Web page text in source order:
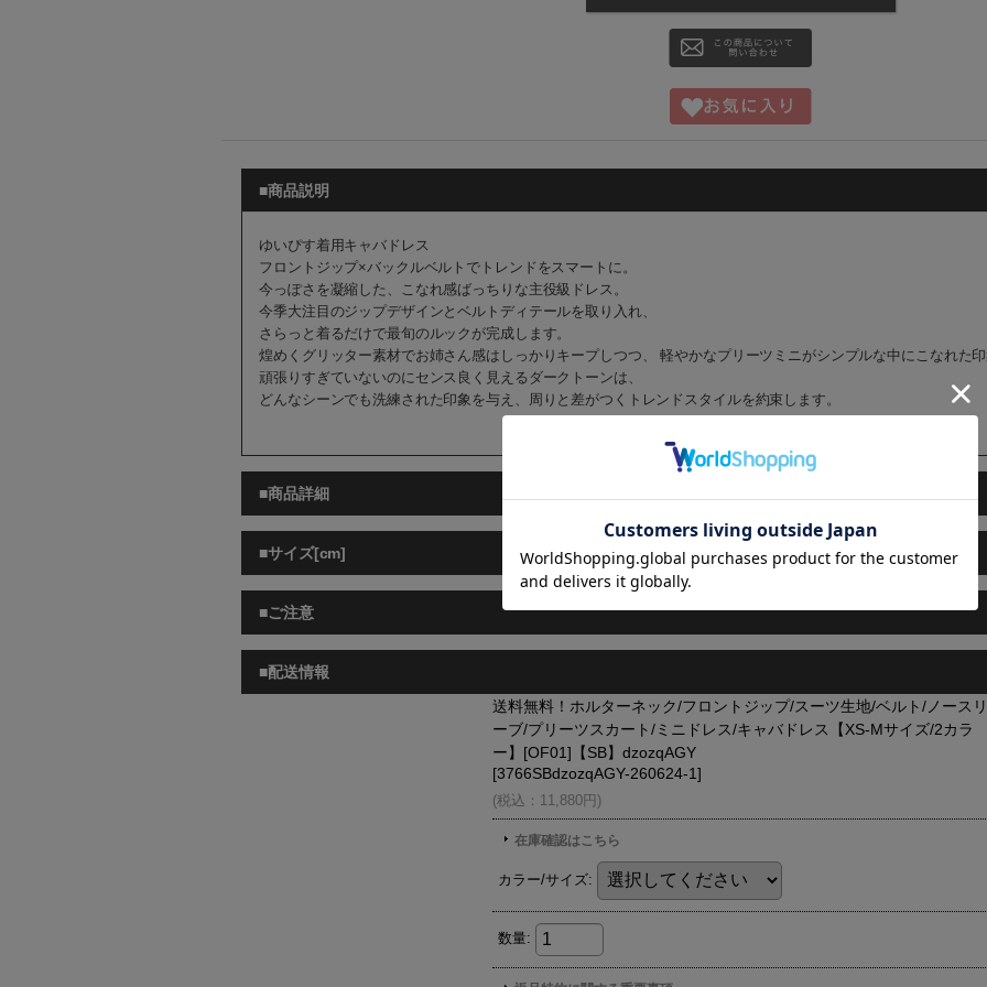
■商品説明
ゆいぴす着用キャバドレス
フロントジップ×バックルベルトでトレンドをスマートに。
今っぽさを凝縮した、こなれ感ばっちりな主役級ドレス。
今季大注目のジップデザインとベルトディテールを取り入れ、
さらっと着るだけで最旬のルックが完成します。
煌めくグリッター素材でお姉さん感はしっかりキープしつつ、 軽やかなプリーツミニがシンプルな中にこなれた印
頑張りすぎていないのにセンス良く見えるダークトーンは、
どんなシーンでも洗練された印象を与え、周りと差がつくトレンドスタイルを約束します。
■商品詳細
■サイズ[cm]
■ご注意
■配送情報